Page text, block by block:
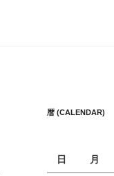
暦 (CALENDAR)
日
月